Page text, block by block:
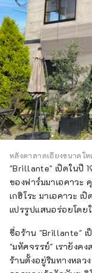
หลังคาลาดเอียงขนาดใ
"Brillante" เปิดในปี
ของฟาร์มมาเอคาวะ
เกฮิโระ มาเอคาวะ
แปรรูปแสนอร่อยโดย
ชื่อร้าน "Brillante" เ
"มหัศจรรย์" เรายังค
ร้านตั้งอยู่ริมทางหลว